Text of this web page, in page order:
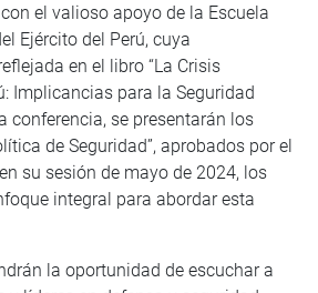
el valioso apoyo de la Escuela
Ejército del Perú, cuya
en el libro “La Crisis
Implicancias para la Seguridad
conferencia, se presentarán los
de Seguridad”, aprobados por el
su sesión de mayo de 2024, los
integral para abordar esta
la oportunidad de escuchar a